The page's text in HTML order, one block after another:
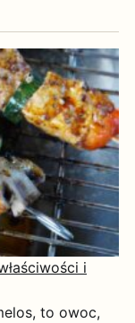
i
to owoc,